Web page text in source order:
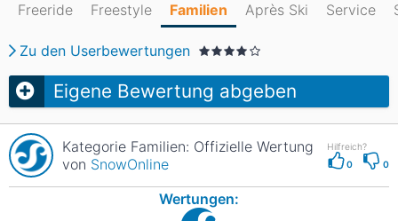
Freeride
Freestyle Familien Après Ski Service
Zu den Userbewertungen
Eigene Bewertung abgeben
Kategorie Familien: Offizielle Wertung
von SnowOnline
Hilfreich?
0
0
Wertungen: